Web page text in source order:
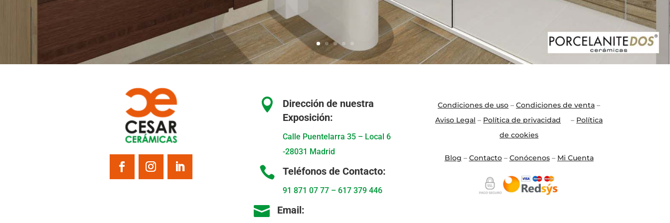

Dirección de nuestra
Exposición:
Calle Puentelarra 35 – Local 6
-28031 Madrid
 Teléfonos de Contacto:
91 871 07 77 – 617 379 446
 Email:
Condiciones de uso –Condiciones de venta –
Aviso Legal – Política de privacidad – Política
de cookies
Blog – Contacto– Conócenos– Mi Cuenta